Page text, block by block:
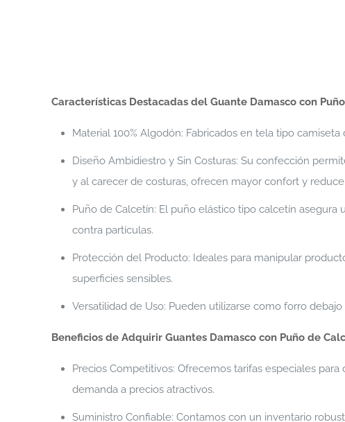
Características Destacadas del Guante Damasco con
Material 100% Algodón: Fabricados en tela tipo
Diseño Ambidiestro y Sin Costuras: Su confección
y al carecer de costuras, ofrecen mayor confort y
Puño de Calcetín: El puño elástico tipo calcetín
contra partículas.
Protección del Producto: Ideales para manipular
superficies sensibles.
Versatilidad de Uso: Pueden utilizarse como forro
Beneficios de Adquirir Guantes Damasco con Puño de
Precios Competitivos: Ofrecemos tarifas especiales
demanda a precios atractivos.
Suministro Confiable: Contamos con un inventario